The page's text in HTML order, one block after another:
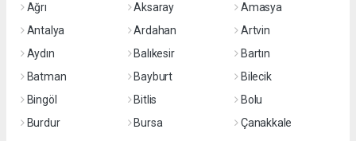
Ağrı
Aksaray
Amasya
Antalya
Ardahan
Artvin
Aydın
Balıkesir
Bartın
Batman
Bayburt
Bilecik
Bingöl
Bitlis
Bolu
Burdur
Bursa
Çanakkale